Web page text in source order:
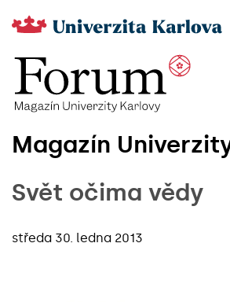
Magazín
Svět očima vědy
středa 30. ledna 2013